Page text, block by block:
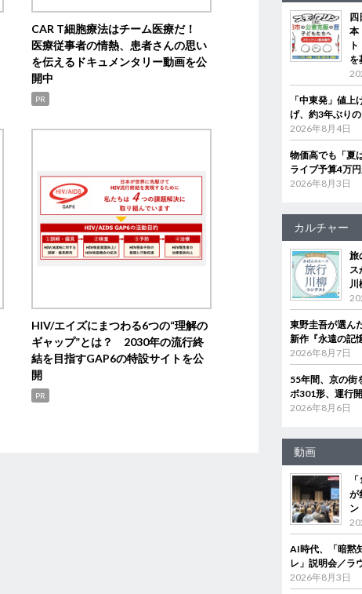
CAR T細胞療法はチーム医療だ！
医療従事者の情熱、患者さんの思い
を伝えるドキュメンタリー動画を公
開中
PR
HIV/エイズにまつわる6つの“理解の
ギャップ”とは？ 2030年の流行終
結を目指すGAP6の特設サイトを公
開
PR
四
本
を
「中東発」値
げ、約3年ぶり
2026年8月4日
物価高でも「夏
ライブ予算4万
2026年8月3日
カルチャー
旅
ス
川
東野圭吾が選ん
新作『永遠の記
2026年8月7日
55年間、京の
ボ301形、運行
2026年8月6日
動画
が
ン
AI時代、「暗黙
レ」説明会／ラ
2026年8月3日